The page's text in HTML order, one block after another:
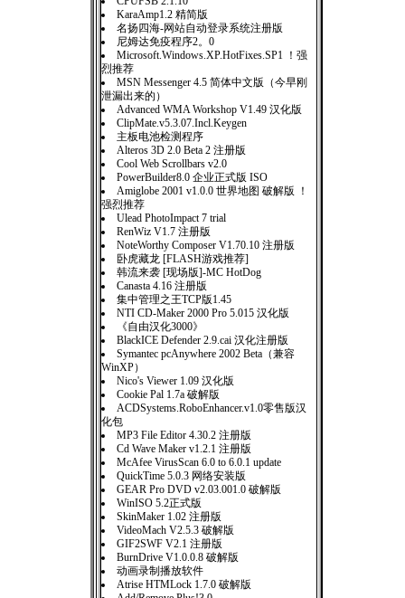
KaraAmp1.2 精简版
名扬四海-网站自动登录系统注册版
尼姆达免疫程序2。0
Microsoft.Windows.XP.HotFixes.SP1 ！强
烈推荐
MSN Messenger 4.5 简体中文版（今早刚
泄漏出来的）
Advanced WMA Workshop V1.49 汉化版
ClipMate.v5.3.07.Incl.Keygen
主板电池检测程序
Alteros 3D 2.0 Beta 2 注册版
Cool Web Scrollbars v2.0
PowerBuilder8.0 企业正式版 ISO
Amiglobe 2001 v1.0.0 世界地图 破解版 ！
强烈推荐
Ulead PhotoImpact 7 trial
RenWiz V1.7 注册版
NoteWorthy Composer V1.70.10 注册版
卧虎藏龙 [FLASH游戏推荐]
韩流来袭 [现场版]-MC HotDog
Canasta 4.16 注册版
集中管理之王TCP版1.45
NTI CD-Maker 2000 Pro 5.015 汉化版
《自由汉化3000》
BlackICE Defender 2.9.cai 汉化注册版
Symantec pcAnywhere 2002 Beta（兼容
WinXP）
Nico's Viewer 1.09 汉化版
Cookie Pal 1.7a 破解版
ACDSystems.RoboEnhancer.v1.0零售版汉
化包
MP3 File Editor 4.30.2 注册版
Cd Wave Maker v1.2.1 注册版
McAfee VirusScan 6.0 to 6.0.1 update
QuickTime 5.0.3 网络安装版
GEAR Pro DVD v2.03.001.0 破解版
WinISO 5.2正式版
SkinMaker 1.02 注册版
VideoMach V2.5.3 破解版
GIF2SWF V2.1 注册版
BurnDrive V1.0.0.8 破解版
动画录制播放软件
Atrise HTMLock 1.7.0 破解版